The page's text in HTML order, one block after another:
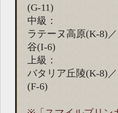
(G-11)
中級：
ラテーヌ高原(K-8)
谷(I-6)
上級：
バタリア丘陵(K-8)
(F-6)